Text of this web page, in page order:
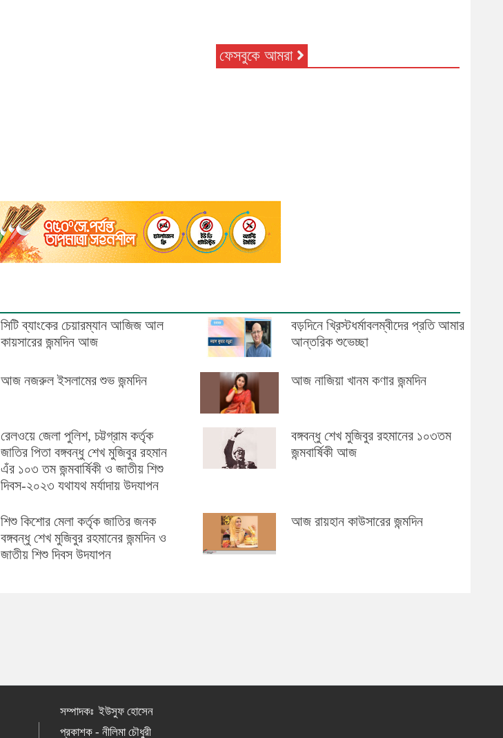
ফেসবুকে আমরা
সিটি ব্যাংকের চেয়ারম্যান আজিজ আল
কায়সারের জন্মদিন আজ
বড়দিনে খ্রিস্টধর্মাবলম্বীদের প্রতি আমার
আন্তরিক শুভেচ্ছা
আজ নজরুল ইসলামের শুভ জন্মদিন আজ নাজিয়া খানম কণার জন্মদিন
রেলওয়ে জেলা পুলিশ, চট্টগ্রাম কর্তৃক
জাতির পিতা বঙ্গবন্ধু শেখ মুজিবুর রহমান
এঁর ১০৩ তম জন্মবার্ষিকী ও জাতীয় শিশু
দিবস-২০২৩ যথাযথ মর্যাদায় উদযাপন
বঙ্গবন্ধু শেখ মুজিবুর রহমানের ১০৩তম
জন্মবার্ষিকী আজ
শিশু কিশোর মেলা কর্তৃক জাতির জনক
বঙ্গবন্ধু শেখ মুজিবুর রহমানের জন্মদিন ও
জাতীয় শিশু দিবস উদযাপন
আজ রায়হান কাউসারের জন্মদিন
সম্পাদকঃ ইউসুফ হোসেন
প্রকাশক - নীলিমা চৌধুরী